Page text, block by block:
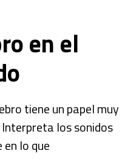
en el
tiene un papel muy
los sonidos
lo que